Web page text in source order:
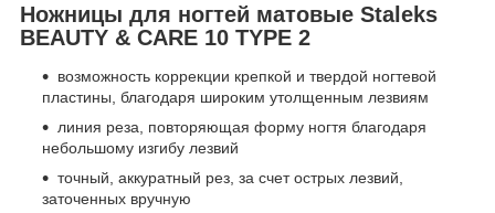
Ножницы для ногтей матовые Staleks
BEAUTY & CARE 10 TYPE 2
возможность коррекции крепкой и твердой ногтевой
пластины, благодаря широким утолщенным лезвиям
линия реза, повторяющая форму ногтя благодаря
небольшому изгибу лезвий
точный, аккуратный рез, за счет острых лезвий,
заточенных вручную